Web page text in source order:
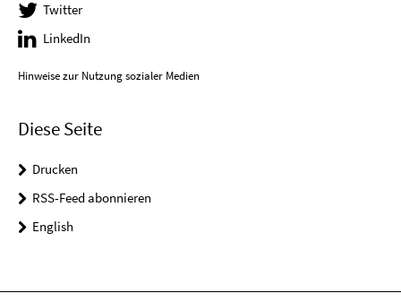
Twitter
LinkedIn
Hinweise zur Nutzung sozialer Medien
Diese Seite
Drucken
RSS-Feed abonnieren
English